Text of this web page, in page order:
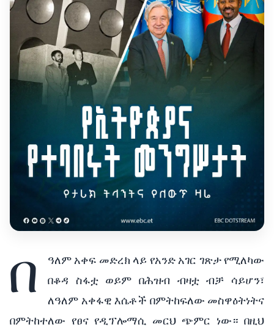
በ
ዓለም አቀፍ መድረክ ላይ የአንድ አገር ገጽታ የሚለካው
በቆዳ ስፋቷ ወይም በሕዝብ ብዛቷ ብቻ ሳይሆን፣
ለዓለም አቀፋዊ እሴቶች በምትከፍለው መስዋዕትነትና
በምትከተለው የፀና የዲፕሎማሲ መርህ ጭምር ነው። በዚህ